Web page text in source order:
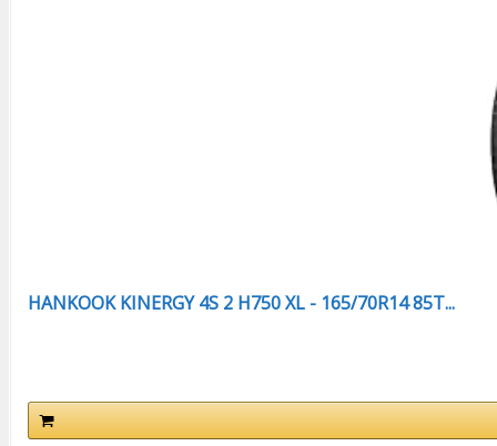
HANKOOK KINERGY 4S 2 H750 XL - 165/70R14 85T...